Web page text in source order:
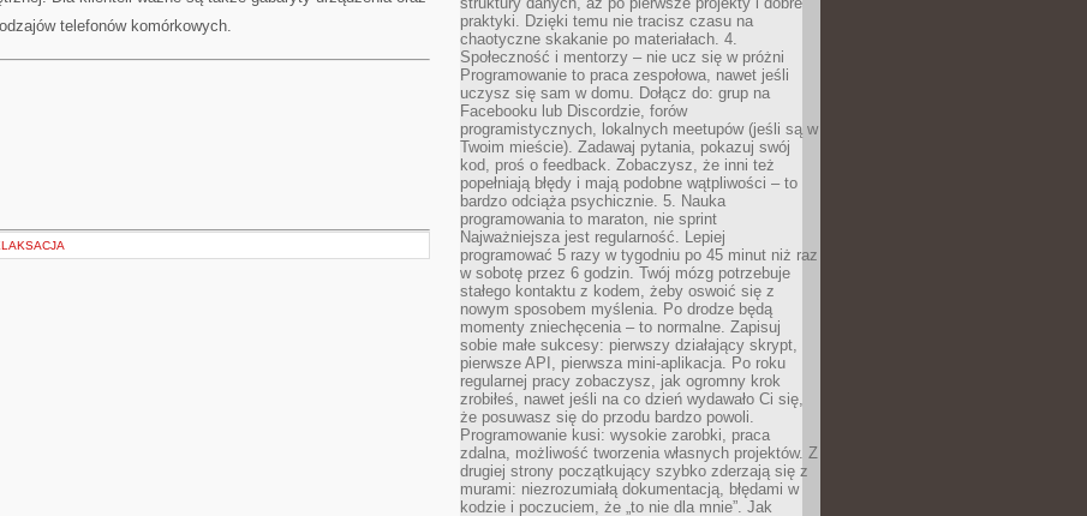
telefonów komórkowych.
praktyki. Dzięki temu nie tracisz czasu na
chaotyczne skakanie po materiałach. 4.
Społeczność i mentorzy – nie ucz się w próżni
Programowanie to praca zespołowa, nawet jeśli
uczysz się sam w domu. Dołącz do: grup na
Facebooku lub Discordzie, forów
programistycznych, lokalnych meetupów (jeśli są w
Twoim mieście). Zadawaj pytania, pokazuj swój
kod, proś o feedback. Zobaczysz, że inni też
popełniają błędy i mają podobne wątpliwości – to
bardzo odciąża psychicznie. 5. Nauka
programowania to maraton, nie sprint
Najważniejsza jest regularność. Lepiej
programować 5 razy w tygodniu po 45 minut niż raz
w sobotę przez 6 godzin. Twój mózg potrzebuje
stałego kontaktu z kodem, żeby oswoić się z
nowym sposobem myślenia. Po drodze będą
momenty zniechęcenia – to normalne. Zapisuj
sobie małe sukcesy: pierwszy działający skrypt,
pierwsze API, pierwsza mini-aplikacja. Po roku
regularnej pracy zobaczysz, jak ogromny krok
zrobiłeś, nawet jeśli na co dzień wydawało Ci się,
że posuwasz się do przodu bardzo powoli.
Programowanie kusi: wysokie zarobki, praca
zdalna, możliwość tworzenia własnych projektów. Z
drugiej strony początkujący szybko zderzają się z
murami: niezrozumiałą dokumentacją, błędami w
kodzie i poczuciem, że „to nie dla mnie”. Jak